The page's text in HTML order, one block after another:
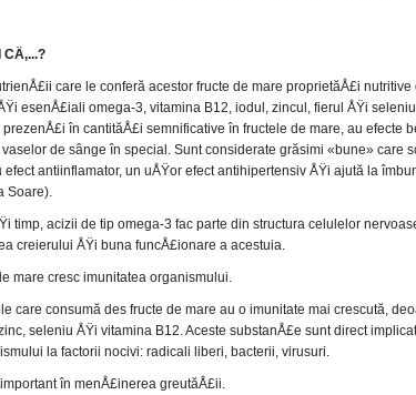
care le conferă acestor fructe de mare proprietăÅ£i
esenÅ£iali omega-3, vitamina B12, iodul, zincul, fierul ÅŸi
în cantităÅ£i semnificative în fructele de mare, au efecte
de sânge în spe­cial. Sunt considerate grăsimi «bune» care
efect antiinflamator, un uÅŸor efect antihipertensiv ÅŸi ajută la
Soare).
timp, acizii de tip omega-3 fac parte din structu­ra celulelor
creieru­lui ÅŸi buna funcÅ£ionare a acestuia.
mare cresc imunitatea orga­nismului.
care consumă des fructe de mare au o imunitate mai crescută,
seleniu ÅŸi vita­mina B12. Aceste substanÅ£e sunt direct
la factorii nocivi: radicali liberi, bacterii, virusuri.
în menÅ£inerea greutăÅ£ii.